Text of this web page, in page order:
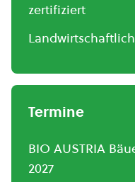
zertifiziert
Termine
BIO AUSTRIA
2027